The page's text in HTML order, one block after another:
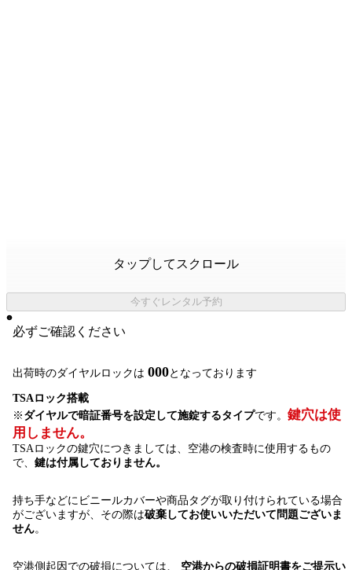
タップしてスクロール
今すぐレンタル予約
必ずご確認ください
出荷時のダイヤルロックは 000となっております
TSAロック搭載
※ ダイヤルで暗証番号を設定して施錠するタイプです。 鍵穴は使
用しません。
TSAロックの鍵穴につきましては、空港の検査時に使用するもの
で、 鍵は付属しておりません。
持ち手などにビニールカバーや商品タグが取り付けられている場合
がございますが、その際は破棄してお使いいただいて問題ございま
せん。
空港側起因での破損については、 空港からの破損証明書をご提示い